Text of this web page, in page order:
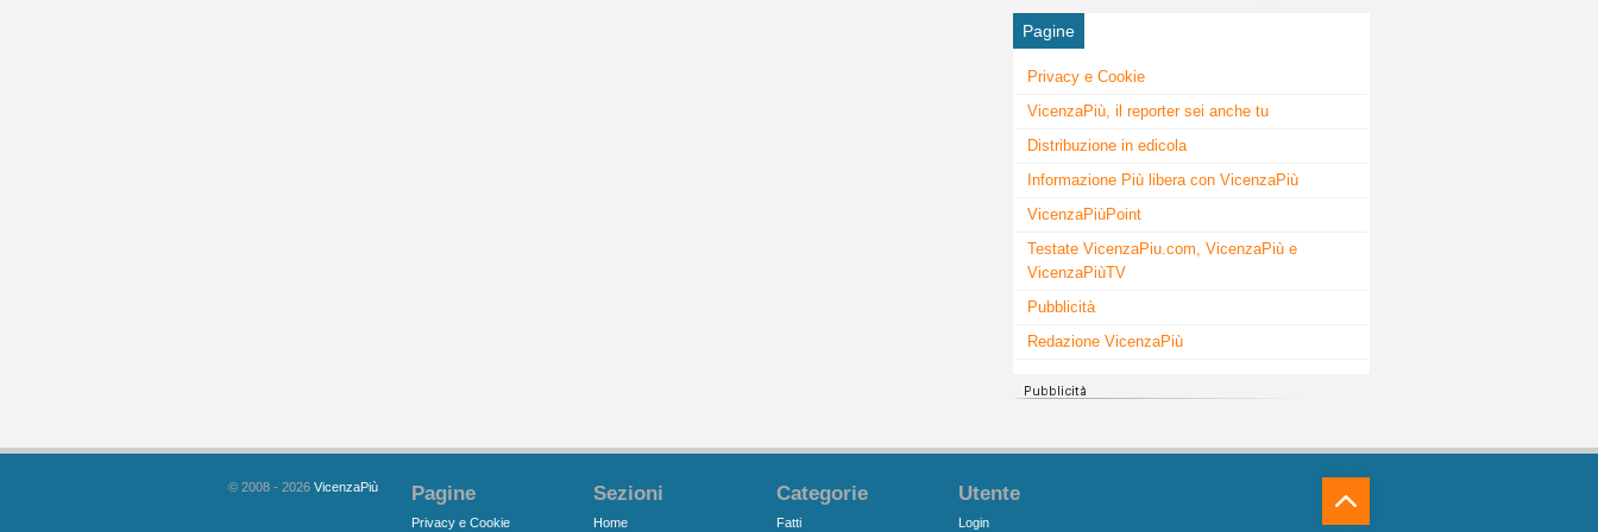
Pagine
Privacy e Cookie
VicenzaPiù, il reporter sei anche tu
Distribuzione in edicola
Informazione Più libera con VicenzaPiù
VicenzaPiùPoint
Testate VicenzaPiu.com, VicenzaPiù e
VicenzaPiùTV
Pubblicità
Redazione VicenzaPiù
© 2008 - 2026 VicenzaPiù Pagine
Privacy e Cookie
Sezioni
Home
Categorie
Fatti
Utente
Login